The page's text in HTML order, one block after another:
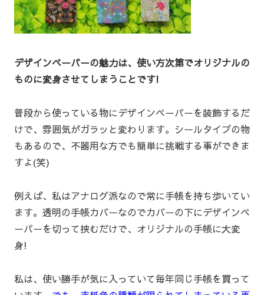
デザインペーパーの魅力は、使い方次第でオリジナルの
ものに変身させてしまうことです!
普段から使っている物にデザインペーパーを装飾するだ
けで、雰囲気がガラッと変わります。シールタイプの物
もあるので、不器用な方でも簡単に挑戦する事ができま
すよ(笑)
例えば、私はアナログ派なので常に手帳を持ち歩いてい
ます。透明の手帳カバーなのでカバーの下にデザインペ
ーパーを切って挟むだけで、オリジナルの手帳に大変
身!
私は、使い勝手が気に入っていて毎年同じ手帳を買って